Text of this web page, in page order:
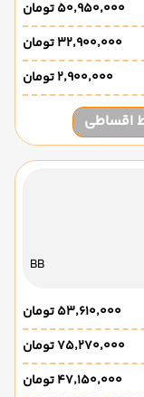
۵۰٬۹۵۰٬۰۰۰ تومان
۳۲٬۹۰۰٬۰۰۰ تومان
۲٬۹۰۰٬۰۰۰ تومان
اقساطی
BB
۵۳٬۶۱۰٬۰۰۰ تومان
۷۵٬۲۷۰٬۰۰۰ تومان
۴۷٬۱۵۰٬۰۰۰ تومان